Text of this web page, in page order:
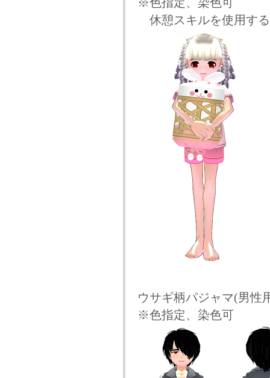
※色指定、染色可
休憩スキルを使用す
ウサギ柄パジャマ(男性
※色指定、染色可